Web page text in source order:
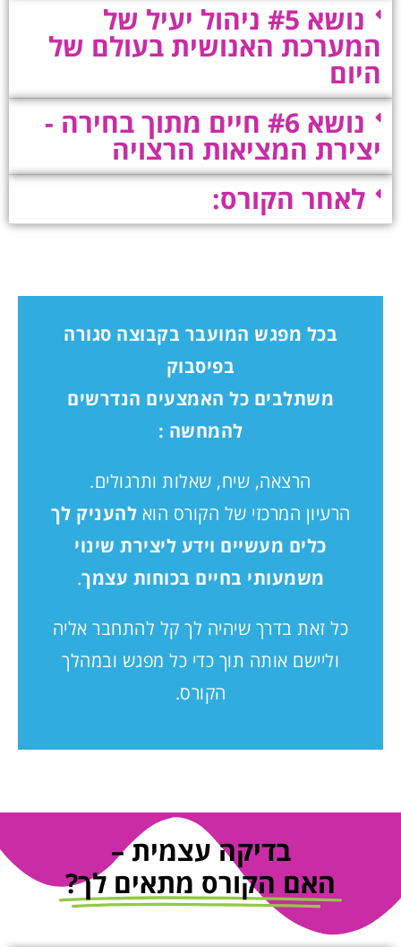
נושא #5 ניהול יעיל של
המערכת האנושית בעולם של
היום
נושא #6 חיים מתוך בחירה -
יצירת המציאות הרצויה
לאחר הקורס:
בכל מפגש המועבר בקבוצה סגורה
בפיסבוק
משתלבים כל האמצעים הנדרשים
להמחשה :
הרצאה, שיח, שאלות ותרגולים.
הרעיון המרכזי של הקורס הוא להעניק לך
כלים מעשיים וידע ליצירת שינוי
משמעותי בחיים בכוחות עצמך.
כל זאת בדרך שיהיה לך קל להתחבר אליה
וליישם אותה תוך כדי כל מפגש ובמהלך
הקורס.
בדיקה עצמית –
האם הקורס מתאים לך?